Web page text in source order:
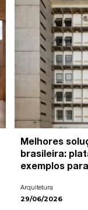
Melhores
brasileira:
exemplos
Arquitetura
29/06/2026